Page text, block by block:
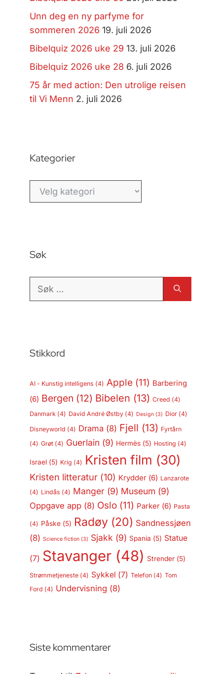
Unn deg en ny parfyme for
sommeren 2026 19. juli 2026
Bibelquiz 2026 uke 29 13. juli 2026
Bibelquiz 2026 uke 28 6. juli 2026
75 år med action: Den utrolige reisen
til Vi Menn 2. juli 2026
Kategorier
Kategorier
Søk
Søk
Stikkord
AI - Kunstig intelligens (4) Apple (11) Barbering
(6) Bergen (12) Bibelen (13) Creed (4)
Danmark (4) David André Østby(4) Design(3) Dior(4)
Disneyworld (4) Drama (8) Fjell (13) Fyrtårn
(4) Grøt(4) Guerlain (9) Hermès(5) Hosting (4)
Israel(5) Krig (4) Kristen film (30)
Kristen litteratur(10) Krydder(6) Lanzarote
(4) Lindås (4) Manger(9) Museum (9)
Oppgave app(8) Oslo(11) Parker(6) Pasta
(4) Påske(5) Radøy(20) Sandnessjøen
(8) Science fiction(3) Sjakk (9) Spania (5) Statue
(7) Stavanger(48) Strender(5)
Strømmetjeneste(4) Sykkel (7) Telefon(4) Tom
Ford (4) Undervisning (8)
Siste kommentarer